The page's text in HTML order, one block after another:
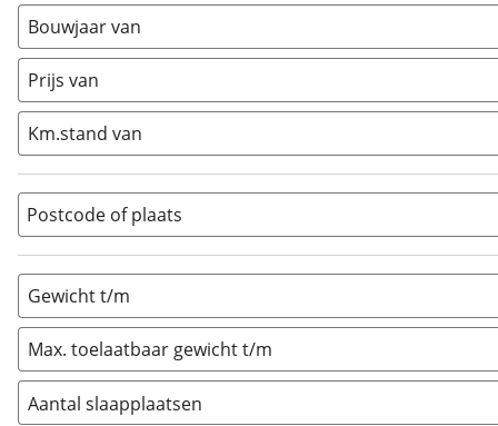
Busmodel
Caravan (0)
Half-integraal
Integraal (0)
Opzetunit (0
Vouwwagen (0)
Bouwjaar van
Prijs van
Km.stand van
Postcode of plaats
Gewicht t/m
Max. toelaatbaar gewicht t/m
Aantal slaapplaatsen